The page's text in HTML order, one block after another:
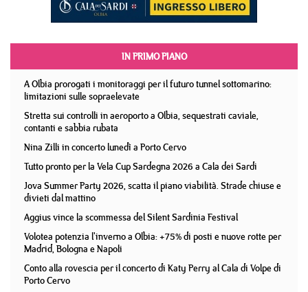
IN PRIMO PIANO
A Olbia prorogati i monitoraggi per il futuro tunnel sottomarino:
limitazioni sulle sopraelevate
Stretta sui controlli in aeroporto a Olbia, sequestrati caviale,
contanti e sabbia rubata
Nina Zilli in concerto lunedì a Porto Cervo
Tutto pronto per la Vela Cup Sardegna 2026 a Cala dei Sardi
Jova Summer Party 2026, scatta il piano viabilità. Strade chiuse e
divieti dal mattino
Aggius vince la scommessa del Silent Sardinia Festival
Volotea potenzia l'inverno a Olbia: +75% di posti e nuove rotte per
Madrid, Bologna e Napoli
Conto alla rovescia per il concerto di Katy Perry al Cala di Volpe di
Porto Cervo